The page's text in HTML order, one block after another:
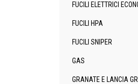
FUCILI ELETTRICI
FUCILI HPA
FUCILI SNIPER
GAS
GRANATE E LANCIA